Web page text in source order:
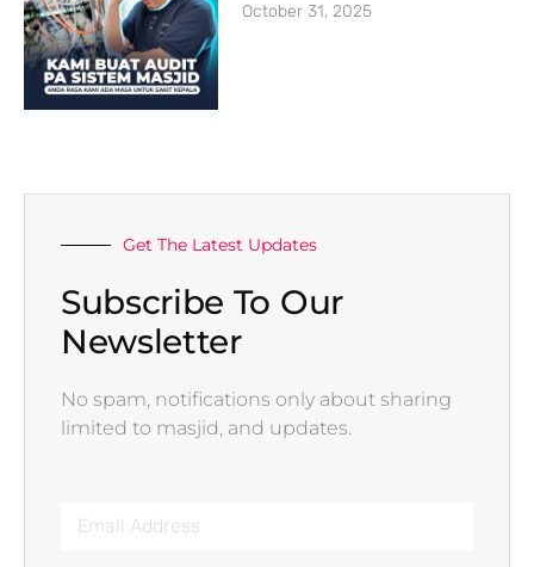
October 31, 2025
Get The Latest Updates
Subscribe To Our
Newsletter
No spam, notifications only about sharing
limited to masjid, and updates.